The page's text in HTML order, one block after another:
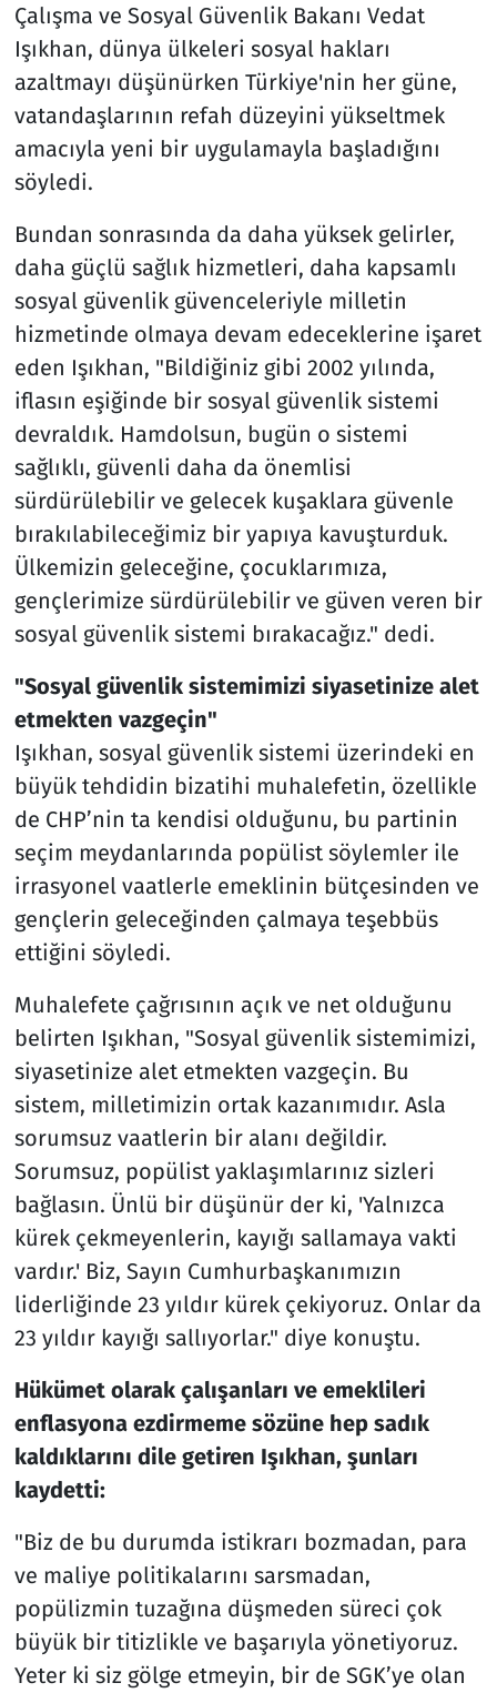
Çalışma ve Sosyal Güvenlik Bakanı Vedat
Işıkhan, dünya ülkeleri sosyal hakları
azaltmayı düşünürken Türkiye'nin her güne,
vatandaşlarının refah düzeyini yükseltmek
amacıyla yeni bir uygulamayla başladığını
söyledi.
Bundan sonrasında da daha yüksek gelirler,
daha güçlü sağlık hizmetleri, daha kapsamlı
sosyal güvenlik güvenceleriyle milletin
hizmetinde olmaya devam edeceklerine işaret
eden Işıkhan, "Bildiğiniz gibi 2002 yılında,
iflasın eşiğinde bir sosyal güvenlik sistemi
devraldık. Hamdolsun, bugün o sistemi
sağlıklı, güvenli daha da önemlisi
sürdürülebilir ve gelecek kuşaklara güvenle
bırakılabileceğimiz bir yapıya kavuşturduk.
Ülkemizin geleceğine, çocuklarımıza,
gençlerimize sürdürülebilir ve güven veren bir
sosyal güvenlik sistemi bırakacağız." dedi.
"Sosyal güvenlik sistemimizi siyasetinize alet
etmekten vazgeçin"
Işıkhan, sosyal güvenlik sistemi üzerindeki en
büyük tehdidin bizatihi muhalefetin, özellikle
de CHP’nin ta kendisi olduğunu, bu partinin
seçim meydanlarında popülist söylemler ile
irrasyonel vaatlerle emeklinin bütçesinden ve
gençlerin geleceğinden çalmaya teşebbüs
ettiğini söyledi.
Muhalefete çağrısının açık ve net olduğunu
belirten Işıkhan, "Sosyal güvenlik sistemimizi,
siyasetinize alet etmekten vazgeçin. Bu
sistem, milletimizin ortak kazanımıdır. Asla
sorumsuz vaatlerin bir alanı değildir.
Sorumsuz, popülist yaklaşımlarınız sizleri
bağlasın. Ünlü bir düşünür der ki, 'Yalnızca
kürek çekmeyenlerin, kayığı sallamaya vakti
vardır.' Biz, Sayın Cumhurbaşkanımızın
liderliğinde 23 yıldır kürek çekiyoruz. Onlar da
23 yıldır kayığı sallıyorlar." diye konuştu.
Hükümet olarak çalışanları ve emeklileri
enflasyona ezdirmeme sözüne hep sadık
kaldıklarını dile getiren Işıkhan, şunları
kaydetti:
"Biz de bu durumda istikrarı bozmadan, para
ve maliye politikalarını sarsmadan,
popülizmin tuzağına düşmeden süreci çok
büyük bir titizlikle ve başarıyla yönetiyoruz.
Yeter ki siz gölge etmeyin, bir de SGK’ye olan